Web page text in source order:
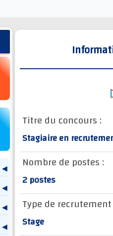
Titre du concours :
Stagiaire en
Nombre de postes :
2 postes
Type de
Stage